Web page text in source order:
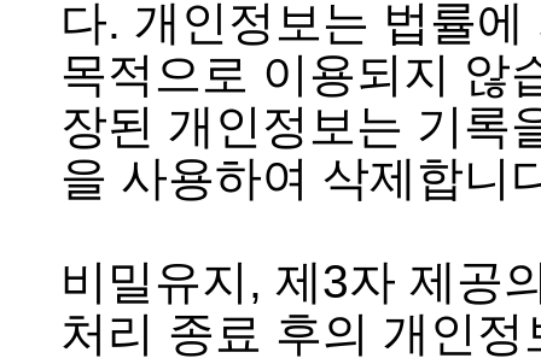
다. 개인정보는 법률
목적으로 이용되지 않
장된 개인정보는 기록
을 사용하여 삭제합니
비밀유지, 제3자 제공
처리 종료 후의 개인